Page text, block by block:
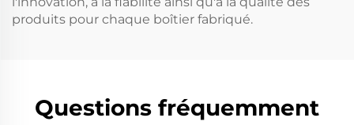
produits pour chaque boîtier fabriqué.
Questions fréquemment